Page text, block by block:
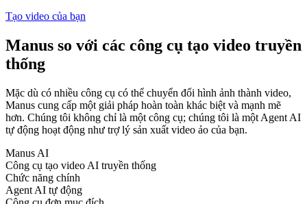
Tạo video của bạn
Manus so với các công cụ tạo video truyền
thống
Mặc dù có nhiều công cụ có thể chuyển đổi hình ảnh thành video,
Manus cung cấp một giải pháp hoàn toàn khác biệt và mạnh mẽ
hơn. Chúng tôi không chỉ là một công cụ; chúng tôi là một Agent AI
tự động hoạt động như trợ lý sản xuất video ảo của bạn.
Manus AI
Công cụ tạo video AI truyền thống
Chức năng chính
Agent AI tự động